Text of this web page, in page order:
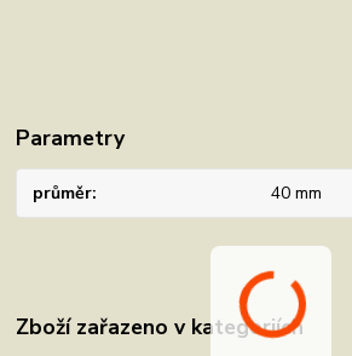
Parametry
průměr 40 mm
Zboží zařazeno v kategoriích